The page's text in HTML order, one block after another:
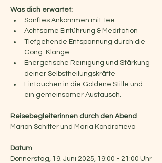
Was dich erwartet:
Sanftes Ankommen mit Tee
Achtsame Einführung & Meditation
Tiefgehende Entspannung durch die
Gong-Klänge
Energetische Reinigung und Stärkung
deiner Selbstheilungskräfte
Eintauchen in die Goldene Stille und
ein gemeinsamer Austausch.
Reisebegleiterinnen durch den Abend :
Marion Schiffer und Maria Kondratieva
Datum:
Donnerstag, 19. Juni 2025, 19:00 - 21:00 Uhr